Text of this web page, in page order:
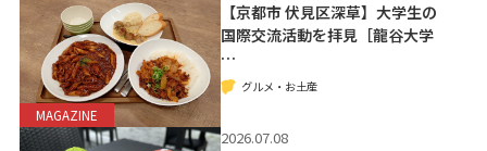
MAGAZINE
【京都市 伏見区深草】大学生の
国際交流活動を拝見［龍谷大学
…
グルメ・お土産
2026.07.08